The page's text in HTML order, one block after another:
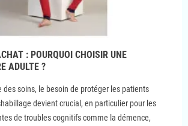
: POURQUOI CHOISIR UNE
ADULTE ?
des soins, le besoin de protéger les patients
devient crucial, en particulier pour les
de troubles cognitifs comme la démence,